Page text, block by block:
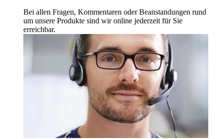
Bei allen Fragen, Kommentaren oder Beanstandungen rund
um unsere Produkte sind wir online jederzeit für Sie
erreichbar.